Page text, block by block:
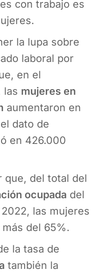
con trabajo es
la lupa sobre
laboral por
en el
las mujeres en
aumentaron en
dato de
en 426.000
que, del total del
ocupada del
las mujeres
del 65%.
la tasa de
también la